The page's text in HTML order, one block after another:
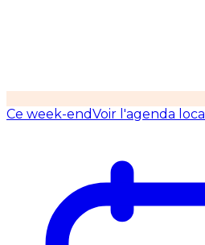
Ce week-endVoir l'agenda local